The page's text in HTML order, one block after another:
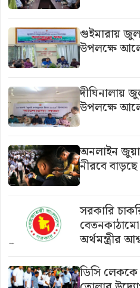
গুইমারায়
উপলক্ষে
দীঘিনালায়
উপলক্ষে
অনলাইন
নীরবে
সরকারি
বেতনকাঠামো
অর্থমন্ত্রীর
ডিসি লেককে